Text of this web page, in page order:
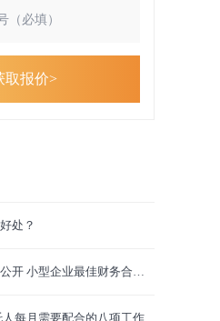
取报价>
处？
小型企业最佳财务合作伙伴
每月需要配合的八项工作